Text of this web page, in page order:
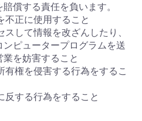
償する責任を負います。
不正に使用すること
して情報を改ざんしたり、
ピュータープログラムを送
を妨害すること
有権を侵害する行為をするこ
反する行為をすること